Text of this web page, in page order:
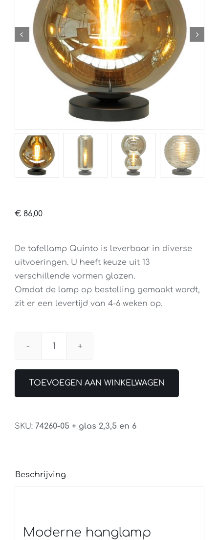
€ 86,00
De tafellamp Quinto is leverbaar in diverse
uitvoeringen. U heeft keuze uit 13
verschillende vormen glazen.
Omdat de lamp op bestelling gemaakt wordt,
zit er een levertijd van 4-6 weken op.
Tafellamp
aantal
TOEVOEGEN AAN WINKELWAGEN
SKU: 74260-05 + glas 2,3,5 en 6
Beschrijving
Moderne hanglamp